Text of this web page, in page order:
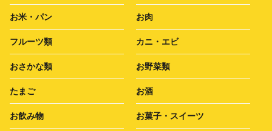
お米・パン お肉
フルーツ類 カニ・エビ
おさかな類 お野菜類
たまご お酒
お飲み物 お菓子・スイーツ